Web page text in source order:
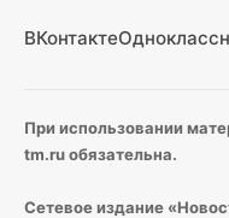
ВКонтакте
При использовании
tm.ru обязательна.
Сетевое издание